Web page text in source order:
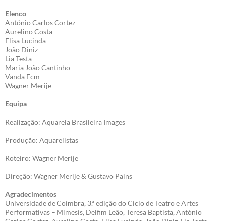
Elenco
António Carlos Cortez
Aurelino Costa
Elisa Lucinda
João Diniz
Lia Testa
Maria João Cantinho
Vanda Ecm
Wagner Merije
Equipa
Realização: Aquarela Brasileira Images
Produção: Aquarelistas
Roteiro: Wagner Merije
Direção: Wagner Merije & Gustavo Pains
Agradecimentos
Universidade de Coimbra, 3.ª edição do Ciclo de Teatro e Artes
Performativas – Mimesis, Delfim Leão, Teresa Baptista, António